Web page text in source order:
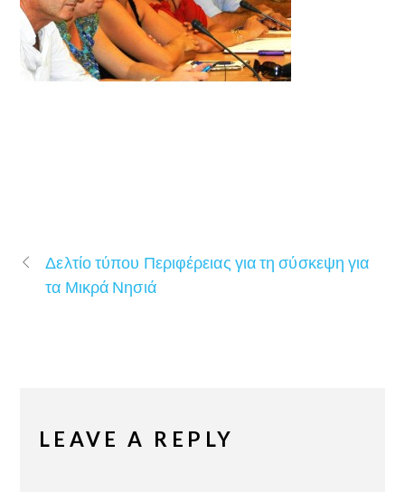
Δελτίο τύπου Περιφέρειας για τη σύσκεψη για
τα Μικρά Νησιά
LEAVE A REPLY